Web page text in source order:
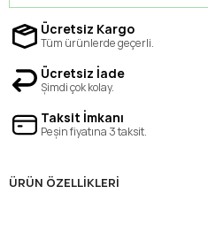
Ücretsiz Kargo
Tüm ürünlerde geçerli.
Ücretsiz İade
Şimdi çok kolay.
Taksit İmkanı
Peşin fiyatına 3 taksit.
ÜRÜN ÖZELLIKLERI